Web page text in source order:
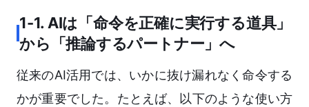
1-1. AIは「命令を正確に実行する道具」
から「推論するパートナー」へ
従来のAI活用では、いかに抜け漏れなく命令する
かが重要でした。たとえば、以下のような使い方